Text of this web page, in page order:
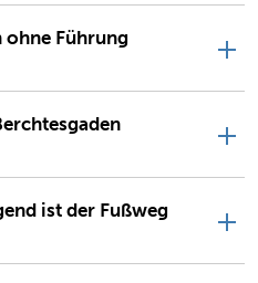
ohne Führung
ist der Fußweg